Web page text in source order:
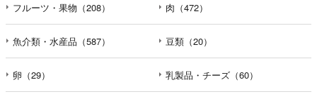
フルーツ・果物（208） 肉（472）
魚介類・水産品（587） 豆類（20）
卵（29） 乳製品・チーズ（60）